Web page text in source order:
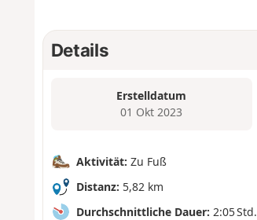
Details
Erstelldatum
01 Okt 2023
Aktivität: Zu Fuß
Distanz: 5,82 km
Durchschnittliche Dauer: 2:05 Std.